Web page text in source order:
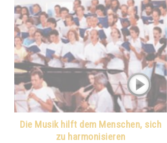
Die Musik hilft dem Menschen, sich
zu harmonisieren